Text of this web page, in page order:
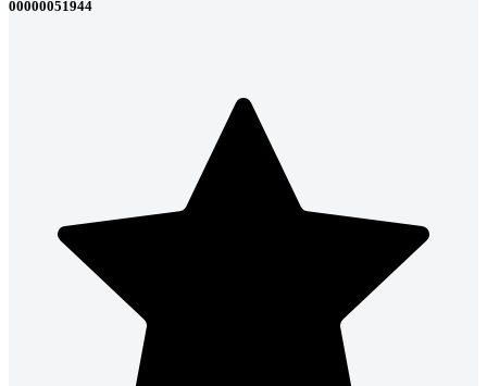
00000051944